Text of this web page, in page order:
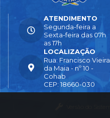
LOCALIZAÇÃO
Rua: Francisco Vieira
da Maia - nº 10 -
Cohab
CEP: 18660-030
ATENDIMENTO
Segunda-feira a
Sexta-feira das 07h
as 17h